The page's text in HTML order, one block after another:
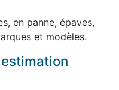
en panne, épaves,
et modèles.